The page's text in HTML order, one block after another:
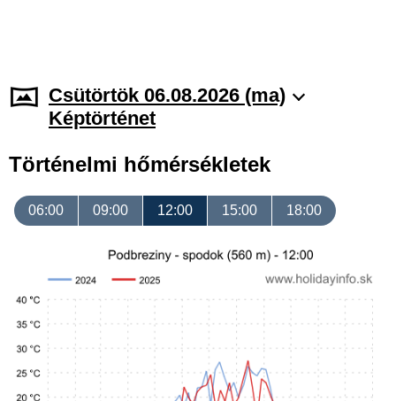
Csütörtök 06.08.2026 (ma)
Képtörténet
Történelmi hőmérsékletek
06:00 09:00 12:00 15:00 18:00